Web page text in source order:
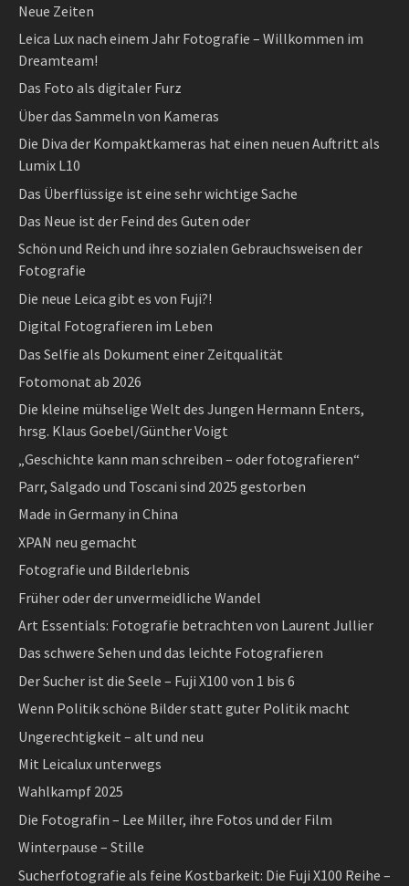
Neue Zeiten
Leica Lux nach einem Jahr Fotografie – Willkommen im
Dreamteam!
Das Foto als digitaler Furz
Über das Sammeln von Kameras
Die Diva der Kompaktkameras hat einen neuen Auftritt als
Lumix L10
Das Überflüssige ist eine sehr wichtige Sache
Das Neue ist der Feind des Guten oder
Schön und Reich und ihre sozialen Gebrauchsweisen der
Fotografie
Die neue Leica gibt es von Fuji?!
Digital Fotografieren im Leben
Das Selfie als Dokument einer Zeitqualität
Fotomonat ab 2026
Die kleine mühselige Welt des Jungen Hermann Enters,
hrsg. Klaus Goebel/Günther Voigt
„Geschichte kann man schreiben – oder fotografieren“
Parr, Salgado und Toscani sind 2025 gestorben
Made in Germany in China
XPAN neu gemacht
Fotografie und Bilderlebnis
Früher oder der unvermeidliche Wandel
Art Essentials: Fotografie betrachten von Laurent Jullier
Das schwere Sehen und das leichte Fotografieren
Der Sucher ist die Seele – Fuji X100 von 1 bis 6
Wenn Politik schöne Bilder statt guter Politik macht
Ungerechtigkeit – alt und neu
Mit Leicalux unterwegs
Wahlkampf 2025
Die Fotografin – Lee Miller, ihre Fotos und der Film
Winterpause – Stille
Sucherfotografie als feine Kostbarkeit: Die Fuji X100 Reihe –